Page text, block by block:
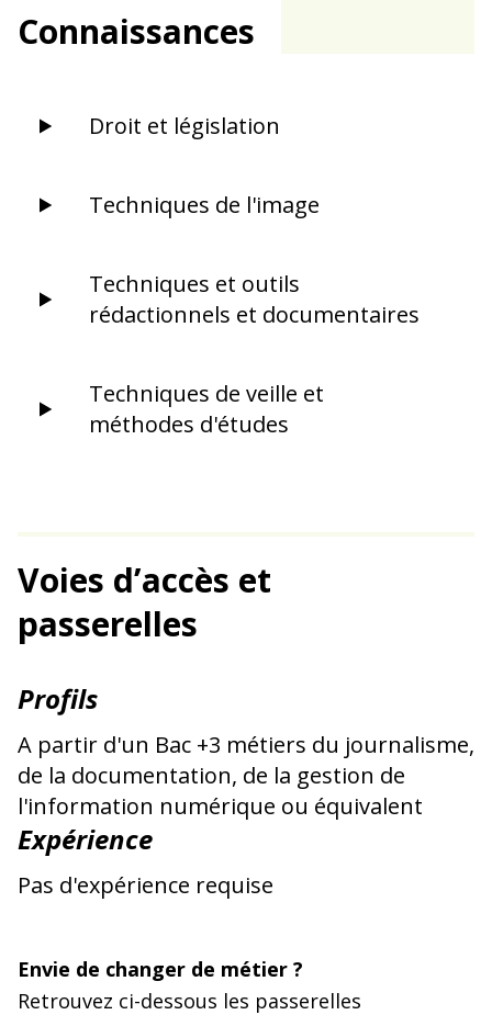
Connaissances
Droit et législation
Techniques de l'image
Techniques et outils
rédactionnels et documentaires
Techniques de veille et
méthodes d'études
Voies d’accès et
passerelles
Profils
A partir d'un Bac +3 métiers du journalisme,
de la documentation, de la gestion de
l'information numérique ou équivalent
Expérience
Pas d'expérience requise
Envie de changer de métier ?
Retrouvez ci-dessous les passerelles